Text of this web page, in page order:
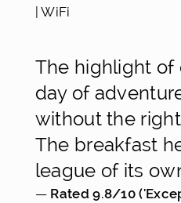
| WiFi
The highlight of
day of
without the
The breakfast
league of its
— Rated 9.8/10